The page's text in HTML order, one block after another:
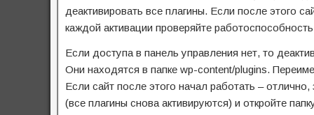
деактивировать все плагины. Если после этого
каждой активации проверяйте
Если доступа в панель управления нет, то
Они находятся в папке wp-content/plugins.
Если сайт после этого начал работать –
(все плагины снова активируются) и откройте